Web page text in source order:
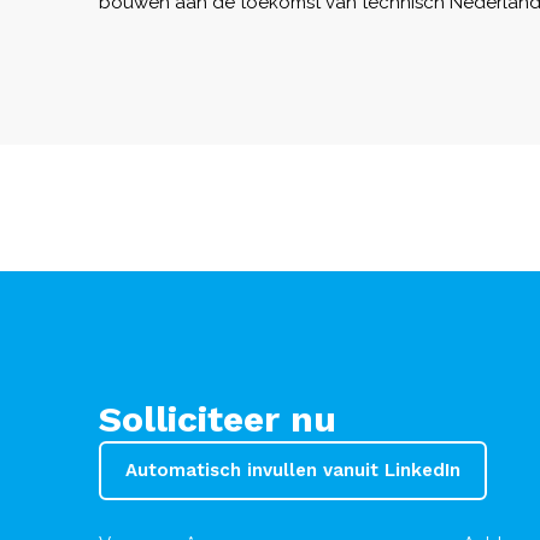
Solliciteer nu
Automatisch invullen vanuit LinkedIn